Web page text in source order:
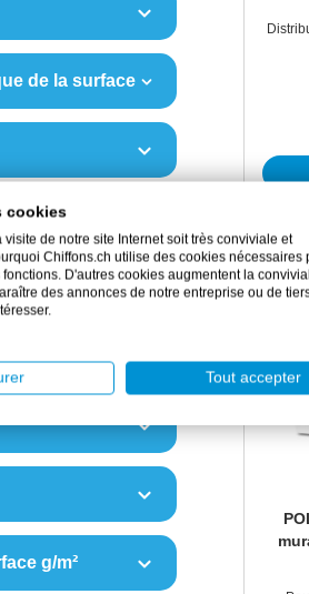
de la surface
g/m²
cookies
de notre site Internet soit très conviviale et
Chiffons.ch utilise des cookies nécessaires
D'autres cookies augmentent la
des annonces de notre entreprise ou de
Tout accepter